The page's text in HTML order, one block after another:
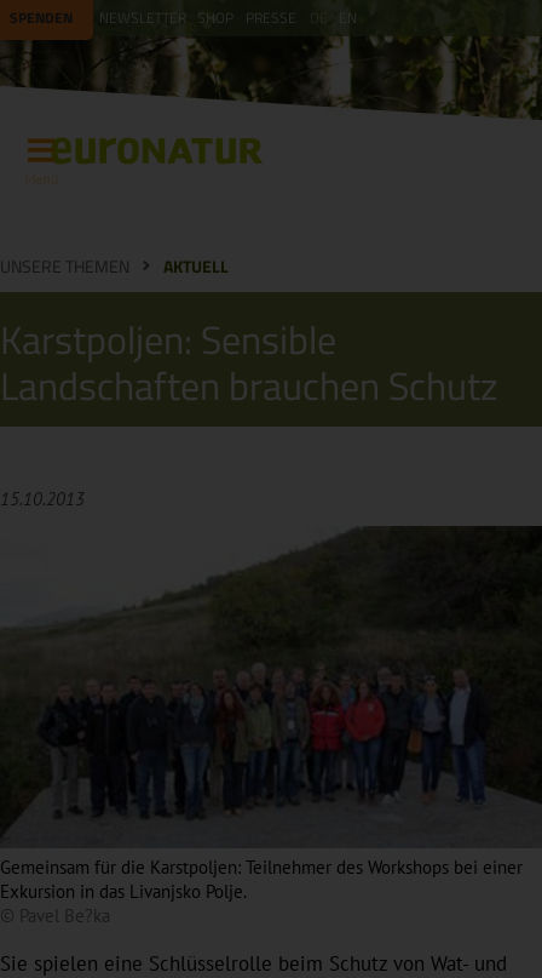
SPENDEN NEWSLETTER SHOP PRESSE EN
UNSERE THEMEN AKTUELL
Karstpoljen: Sensible
Landschaften brauchen Schutz
15.10.2013
Gemeinsam für die Karstpoljen: Teilnehmer des Workshops bei einer
Exkursion in das Livanjsko Polje.
© Pavel Be?ka
Sie spielen eine Schlüsselrolle beim Schutz von Wat- und